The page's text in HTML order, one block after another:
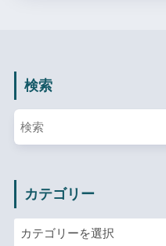
検索
カテゴリー